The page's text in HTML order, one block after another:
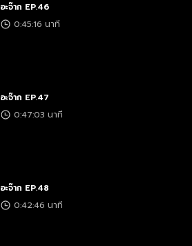
อะจ๊าก EP.46
0:45:16 นาที
อะจ๊าก EP.47
0:47:03 นาที
อะจ๊าก EP.48
0:42:46 นาที